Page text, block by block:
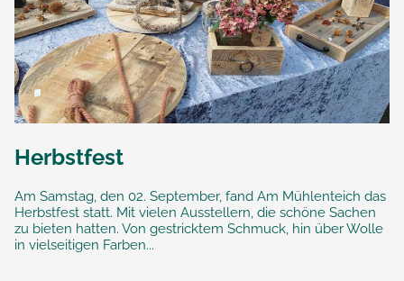
Herbstfest
Am Samstag, den 02. September, fand Am Mühlenteich das
Herbstfest statt. Mit vielen Ausstellern, die schöne Sachen
zu bieten hatten. Von gestricktem Schmuck, hin über Wolle
in vielseitigen Farben...